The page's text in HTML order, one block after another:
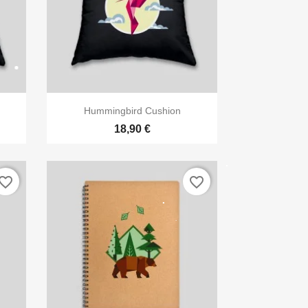
Aperçu rapide
Hummingbird Cushion
18,90 €
favorite_border